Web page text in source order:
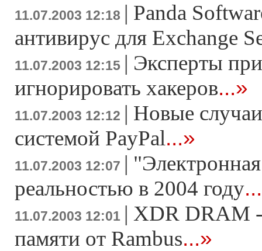
11.07.2003 12:18 | Panda
антивирус для Exchange
11.07.2003 12:15 | Эксперты
игнорировать хакеров...»
11.07.2003 12:12 | Новые
системой PayPal...»
11.07.2003 12:07 |
реальностью в 2004 году
11.07.2003 12:01 | XDR DRAM
памяти от Rambus...»